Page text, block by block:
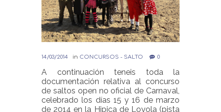
14/03/2014 in CONCURSOS - SALTO 0
A continuación teneis toda la
documentación relativa al concurso
de saltos open no oficial de Carnaval,
celebrado los días 15 y 16 de marzo
de 2014 en la Hipica de Loyola (pista